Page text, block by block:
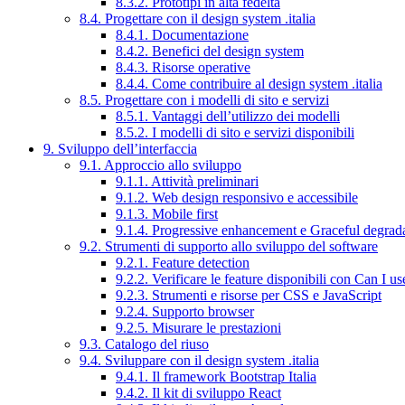
8.4. Progettare con il design system .italia
8.4.1. Documentazione
8.4.2. Benefici del design system
8.4.3. Risorse operative
8.4.4. Come contribuire al design system .italia
8.5. Progettare con i modelli di sito e servizi
8.5.1. Vantaggi dell’utilizzo dei modelli
8.5.2. I modelli di sito e servizi disponibili
9. Sviluppo dell’interfaccia
9.1. Approccio allo sviluppo
9.1.1. Attività preliminari
9.1.2. Web design responsivo e accessibile
9.1.3. Mobile first
9.1.4. Progressive enhancement e Graceful
9.2. Strumenti di supporto allo sviluppo del software
9.2.1. Feature detection
9.2.2. Verificare le feature disponibili con Can I
9.2.3. Strumenti e risorse per CSS e JavaScript
9.2.4. Supporto browser
9.2.5. Misurare le prestazioni
9.3. Catalogo del riuso
9.4. Sviluppare con il design system .italia
9.4.1. Il framework Bootstrap Italia
9.4.2. Il kit di sviluppo React